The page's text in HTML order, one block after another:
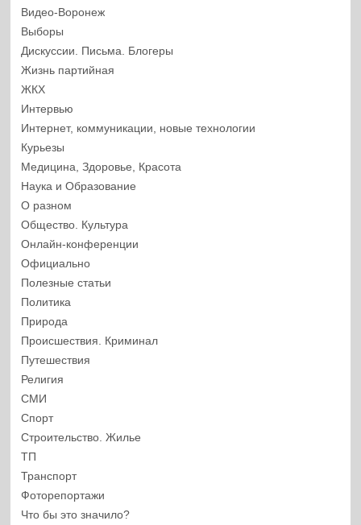
Видео-Воронеж
Выборы
Дискуссии. Письма. Блогеры
Жизнь партийная
ЖКХ
Интервью
Интернет, коммуникации, новые технологии
Курьезы
Медицина, Здоровье, Красота
Наука и Образование
О разном
Общество. Культура
Онлайн-конференции
Официально
Полезные статьи
Политика
Природа
Происшествия. Криминал
Путешествия
Религия
СМИ
Спорт
Строительство. Жилье
ТП
Транспорт
Фоторепортажи
Что бы это значило?